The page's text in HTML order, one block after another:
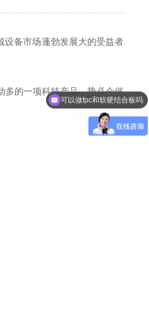
设备市场蓬勃发展大的受益者
多的一项科技产品，势必会催
可以做盲埋孔板吗